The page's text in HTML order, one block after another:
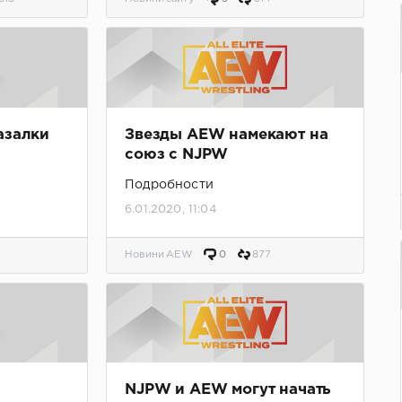
Звезды AEW намекают на
союз с NJPW
Подробности
6.01.2020, 11:04
Новини AEW 0 877
NJPW и AEW могут начать